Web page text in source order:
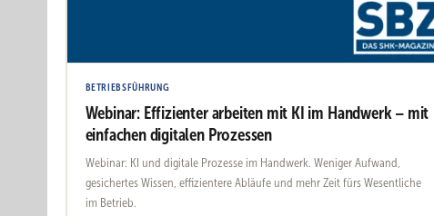
BETRIEBSFÜHRUNG
Webinar: Effizienter arbeiten mit KI im Handwerk – mit
einfachen digitalen Prozessen
Webinar: KI und digitale Prozesse im Handwerk. Weniger Aufwand,
gesichertes Wissen, effizientere Abläufe und mehr Zeit fürs Wesentliche
im Betrieb.